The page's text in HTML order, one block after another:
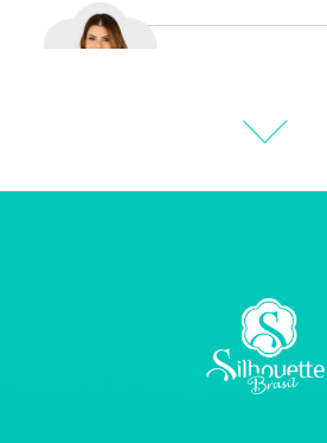
Thiara Ney
Carla Eschberger